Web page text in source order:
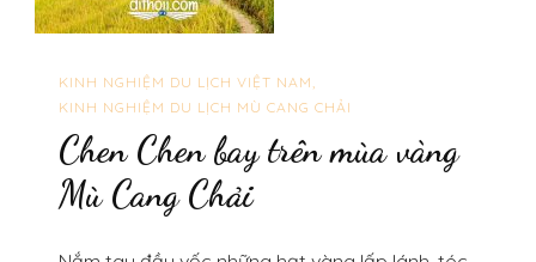
KINH NGHIỆM DU LỊCH VIỆT NAM
KINH NGHIỆM DU LỊCH MÙ CANG CHẢI
Chen Chen bay trên mùa vàng
Mù Cang Chải